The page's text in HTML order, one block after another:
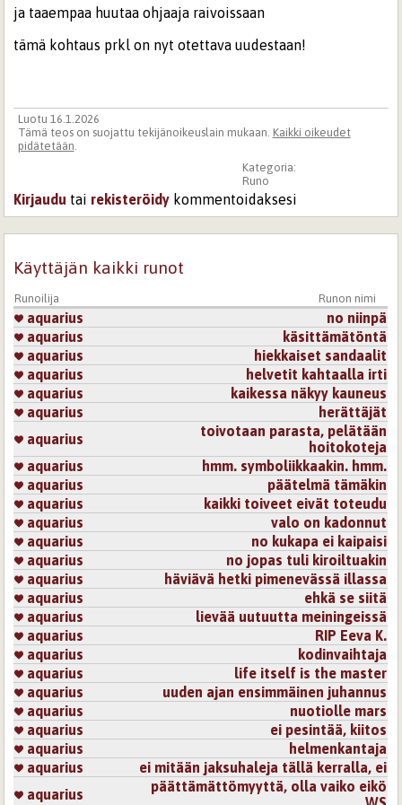
ja taaempaa huutaa ohjaaja raivoissaan
tämä kohtaus prkl on nyt otettava uudestaan!
Luotu 16.1.2026
Tämä teos on suojattu tekijänoikeuslain mukaan. Kaikki oikeudet
pidätetään.
Kategoria:
Runo
Kirjaudu tai rekisteröidy kommentoidaksesi
Käyttäjän kaikki runot
Runoilija Runon nimi
aquarius
no niinpä
aquarius
käsittämätöntä
aquarius
hiekkaiset sandaalit
aquarius
helvetit kahtaalla irti
aquarius
kaikessa näkyy kauneus
aquarius
herättäjät
aquarius
toivotaan parasta, pelätään
hoitokoteja
aquarius
hmm. symboliikkaakin. hmm.
aquarius
päätelmä tämäkin
aquarius
kaikki toiveet eivät toteudu
aquarius
valo on kadonnut
aquarius
no kukapa ei kaipaisi
aquarius
no jopas tuli kiroiltuakin
aquarius
häviävä hetki pimenevässä illassa
aquarius
ehkä se siitä
aquarius
lievää uutuutta meiningeissä
aquarius
RIP Eeva K.
aquarius
kodinvaihtaja
aquarius
life itself is the master
aquarius
uuden ajan ensimmäinen juhannus
aquarius
nuotiolle mars
aquarius
ei pesintää, kiitos
aquarius
helmenkantaja
aquarius
ei mitään jaksuhaleja tällä kerralla, ei
aquarius
päättämättömyyttä, olla vaiko eikö